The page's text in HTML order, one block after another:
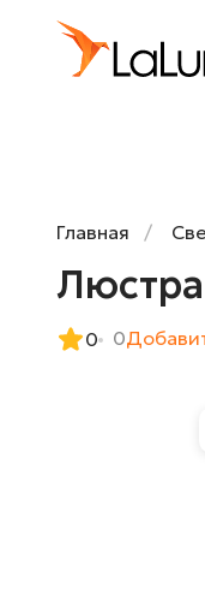
Главная
Люстра
0 0